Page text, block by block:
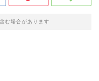
む場合があります